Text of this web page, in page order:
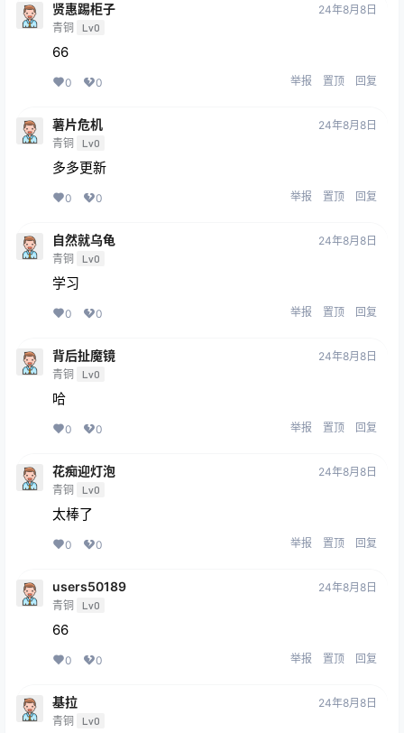
贤惠踢柜子
青铜 Lv0
24年8月8日
66
0 0 举报 置顶 回复
薯片危机
青铜 Lv0
24年8月8日
多多更新
0 0 举报 置顶 回复
自然就乌龟
青铜 Lv0
24年8月8日
学习
0 0 举报 置顶 回复
背后扯魔镜
青铜 Lv0
24年8月8日
哈
0 0 举报 置顶 回复
花痴迎灯泡
青铜 Lv0
24年8月8日
太棒了
0 0 举报 置顶 回复
users50189
青铜 Lv0
24年8月8日
66
0 0 举报 置顶 回复
基拉
青铜 Lv0
24年8月8日